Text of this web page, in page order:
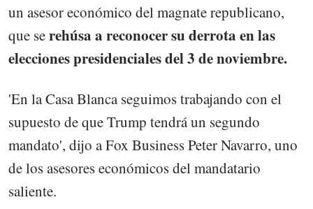
un asesor económico del magnate republicano,
que serehúsa a reconocer su derrota en las
elecciones presidenciales del 3 de noviembre.
'En la Casa Blanca seguimos trabajando con el
supuesto de que Trump tendrá un segundo
mandato', dijo a Fox Business Peter Navarro, uno
de los asesores económicos del mandatario
saliente.